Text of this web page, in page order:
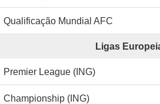
Qualificação Mundial AFC
Ligas
Premier League (ING)
Championship (ING)